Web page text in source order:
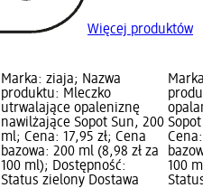
Więcej produktów
Marka: ziaja; Nazwa
produktu: Mleczko
utrwalające opaleniznę
nawilżające Sopot Sun, 200
ml; Cena: 17,95 zł; Cena
bazowa: 200 ml (8,98 zł za
100 ml); Dostępność:
Status zielony Dostawa
Marka:
Sopot
Cena:
bazowa:
100 ml);
Status